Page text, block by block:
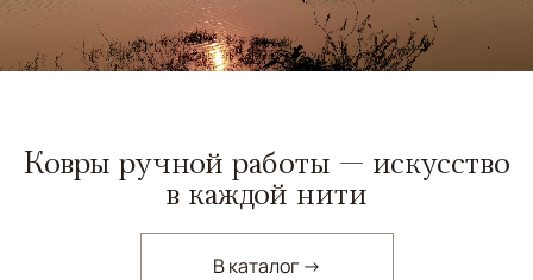
Ковры ручной работы — искусство
в каждой нити
В каталог →